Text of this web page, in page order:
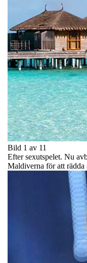
Bild 1 av 11
Efter sexutspelet. Nu
Maldiverna för att rädda